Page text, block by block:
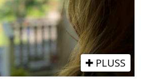
PLUSS